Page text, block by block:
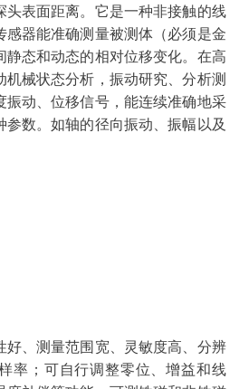
表面距离。它是一种非接触的线
器能准确测量被测体（必须是金
静态和动态的相对位移变化。在高
械状态分析，振动研究、分析测
动、位移信号，能连续准确地采
数。如轴的径向振动、振幅以及
、测量范围宽、灵敏度高、分辨
率；可自行调整零位、增益和线